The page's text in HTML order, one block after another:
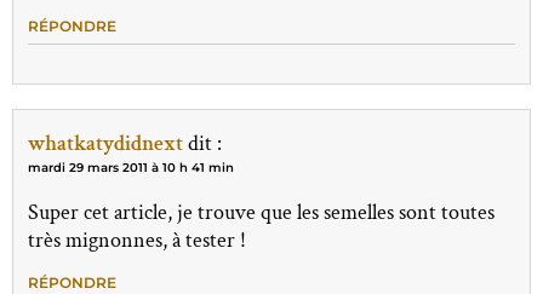
RÉPONDRE
whatkatydidnextdit :
mardi 29 mars 2011 à 10 h 41 min
Super cet article, je trouve que les semelles sont toutes
très mignonnes, à tester !
RÉPONDRE